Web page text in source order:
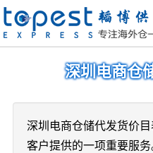
深圳电商仓
深圳电商仓储代发货价
客户提供的一项重要服